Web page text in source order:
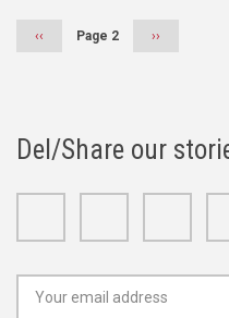
Previous
‹‹ Page 2
Next
››
Del/Share our